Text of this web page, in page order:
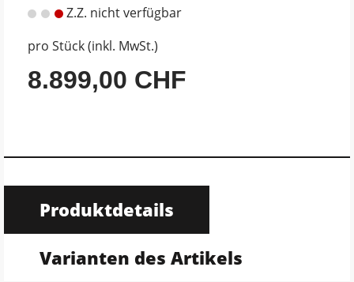
Z.Z. nicht verfügbar
pro Stück (inkl. MwSt.)
8.899,00 CHF
Produktdetails
Varianten des Artikels